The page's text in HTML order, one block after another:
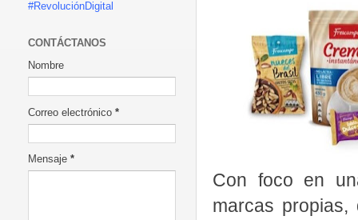
Con foco en
marcas
#RevoluciónDigital
CONTÁCTANOS
Nombre
Correo electrónico *
Mensaje *